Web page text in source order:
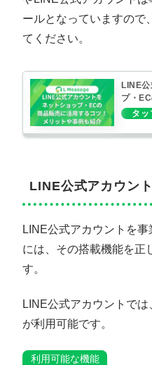
ールとなっていますので
てください。
LINE公
プ・
リット
LINE公式アカウン
LINE公式アカウントを
には、その搭載機能を正
す。
LINE公式アカウントで
が利用可能です。
利用可能な機能